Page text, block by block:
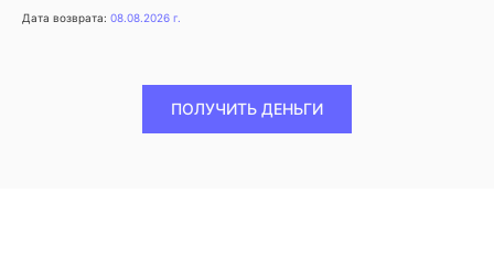
Дата возврата: 08.08.2026 г.
ПОЛУЧИТЬ ДЕНЬГИ